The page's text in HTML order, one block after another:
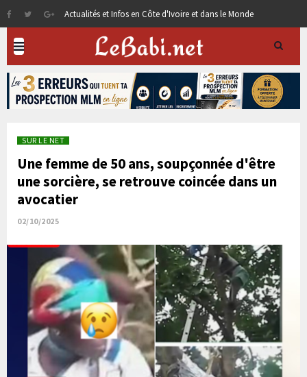
Actualités et Infos en Côte d'Ivoire et dans le Monde
SUR LE NET
Une femme de 50 ans, soupçonnée d'être
une sorcière, se retrouve coincée dans un
avocatier
02/10/2025